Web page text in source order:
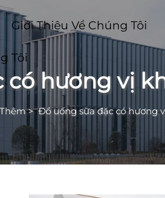
Giới Thiệu Về Chúng Tôi
Tôi
có hương vị
>Đồ uống sữa đặc có hương